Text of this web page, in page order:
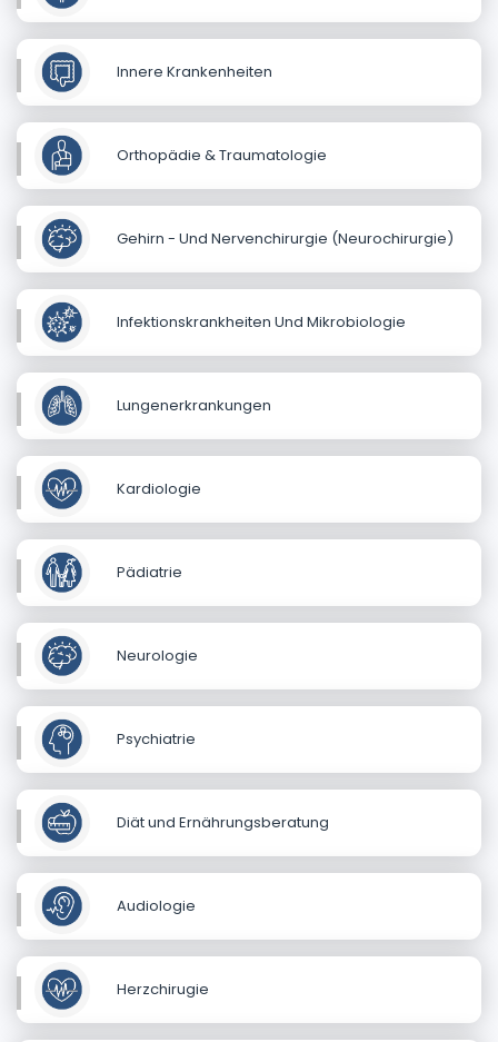
Innere Krankenheiten
Orthopädie & Traumatologie
Gehirn - Und Nervenchirurgie (Neurochirurgie)
Infektionskrankheiten Und Mikrobiologie
Lungenerkrankungen
Kardiologie
Pädiatrie
Neurologie
Psychiatrie
Diät und Ernährungsberatung
Audiologie
Herzchirugie